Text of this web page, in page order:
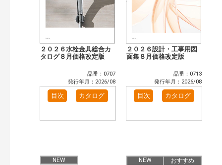
２０２６水栓金具総合カ
タログ８月価格改定版
品番：0707
発行年月：2026/08
目次 カタログ
２０２６設計・工事用図
面集８月価格改定版
品番：0713
発行年月：2026/08
目次 カタログ
NEW NEW おすすめ